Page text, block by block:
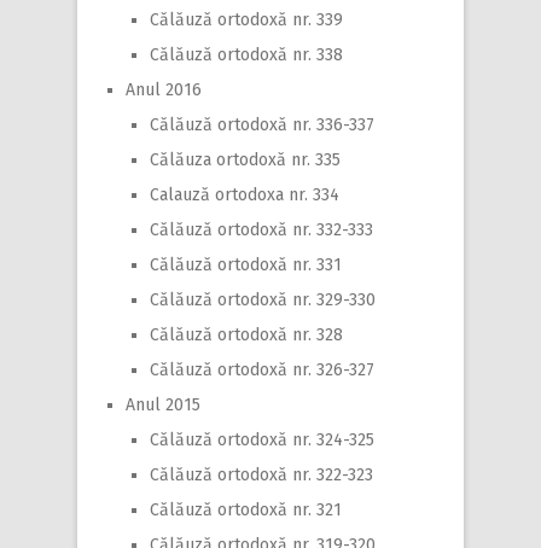
Călăuză ortodoxă nr. 339
Călăuză ortodoxă nr. 338
Anul 2016
Călăuză ortodoxă nr. 336-337
Călăuza ortodoxă nr. 335
Calauză ortodoxa nr. 334
Călăuză ortodoxă nr. 332-333
Călăuză ortodoxă nr. 331
Călăuză ortodoxă nr. 329-330
Călăuză ortodoxă nr. 328
Călăuză ortodoxă nr. 326-327
Anul 2015
Călăuză ortodoxă nr. 324-325
Călăuză ortodoxă nr. 322-323
Călăuză ortodoxă nr. 321